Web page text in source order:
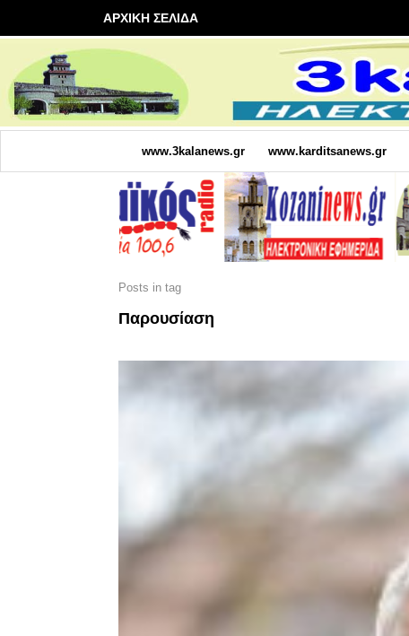
ΑΡΧΙΚΗ ΣΕΛΙΔΑ
www.3kalanews.gr www.karditsanews.gr
Posts in tag
Παρουσίαση